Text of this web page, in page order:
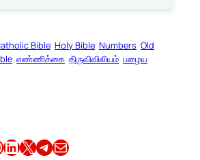
Bible Holy Bible Numbers Old
எண்ணிக்கை திருவிவிலியம் பழைய
Share this article on LinkedIn Share this article on X Share this article on TelegramEmail this Article